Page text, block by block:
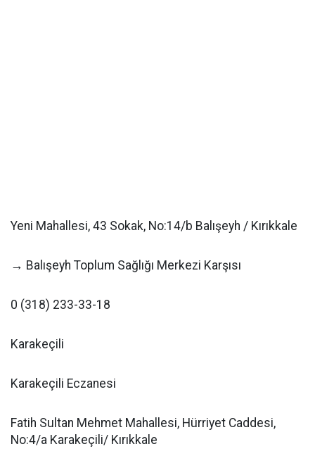
Yeni Mahallesi, 43 Sokak, No:14/b Balışeyh / Kırıkkale
→ Balışeyh Toplum Sağlığı Merkezi Karşısı
0 (318) 233-33-18
Karakeçili
Karakeçili Eczanesi
Fatih Sultan Mehmet Mahallesi, Hürriyet Caddesi,
No:4/a Karakeçili/ Kırıkkale